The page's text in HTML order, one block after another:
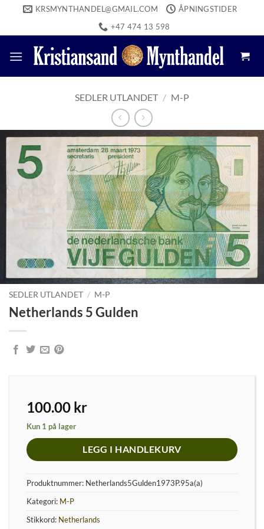
content
KRSMYNTHANDEL@GMAIL.COM
ÅPNINGSTIDER
+47 474 13 598
SEDLER UTLANDET / M-P
SEDLER UTLANDET / M-P
Netherlands 5 Gulden
100.00 kr
Kun 1 på lager
LEGG I HANDLEKURV
Produktnummer: Netherlands5Gulden1973P.95a(a)
Kategori: M-P
Stikkord: Netherlands